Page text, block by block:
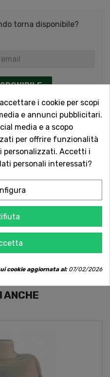
torna disponibile?
sicurezza
Clicca e leggi le oltre
nostri clienti.
Italia in 5 giorni
con te
chiama per
ANCHE
i cookie per scopi
e annunci pubblicitari.
media e a scopo
per offrire funzionalità
personalizzati. Accetti i
personali interessati?
cookie aggiornata al:07/02/2026